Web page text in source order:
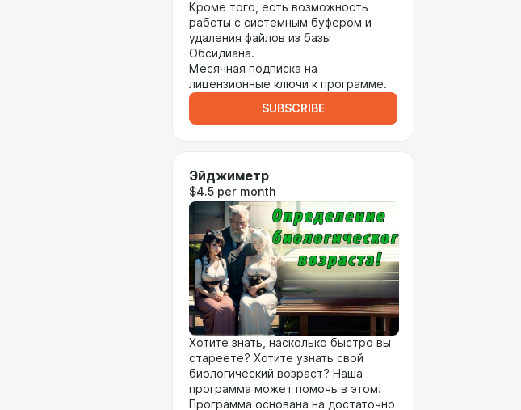
Кроме того, есть возможность
работы с системным буфером и
удаления файлов из базы
Обсидиана.
Месячная подписка на
лицензионные ключи к программе.
SUBSCRIBE
Эйджиметр
$4.5 per month
Хотите знать, насколько быстро вы
стареете? Хотите узнать свой
биологический возраст? Наша
программа может помочь в этом!
Программа основана на достаточно